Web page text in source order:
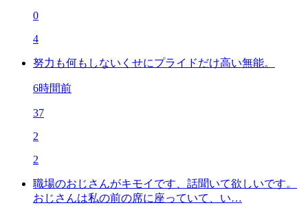
0
4
努力も何もしないくせにプライドだけ高い無能。
6時間前
37
2
2
職場のおじさんがキモイです、話聞いて欲しいです。
おじさんは私の前の席に座っていて、い…